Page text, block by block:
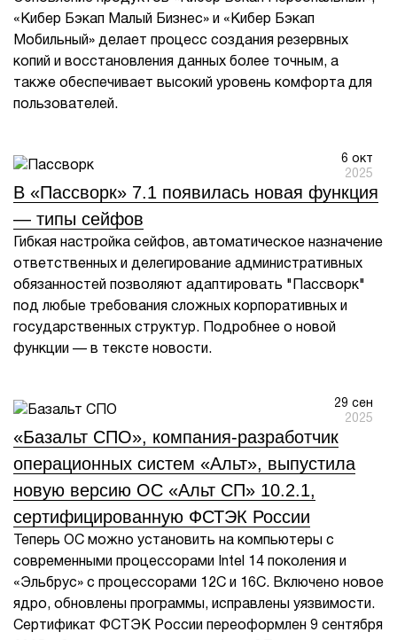
Сервисы для партнеров
1Cофт
«Кибер Бэкап Малый Бизнес» и «Кибер Бэкап
Мобильный» делает процесс создания резервных
копий и восстановления данных более точным, а
также обеспечивает высокий уровень комфорта для
пользователей.
6 окт
2025
В «Пассворк» 7.1 появилась новая функция
— типы сейфов
Гибкая настройка сейфов, автоматическое назначение
ответственных и делегирование административных
обязанностей позволяют адаптировать "Пассворк"
под любые требования сложных корпоративных и
государственных структур. Подробнее о новой
функции — в тексте новости.
29 сен
2025
«Базальт СПО», компания-разработчик
операционных систем «Альт», выпустила
новую версию ОС «Альт СП» 10.2.1,
сертифицированную ФСТЭК России
Теперь ОС можно установить на компьютеры с
современными процессорами Intel 14 поколения и
«Эльбрус» с процессорами 12С и 16С. Включено новое
ядро, обновлены программы, исправлены уязвимости.
Сертификат ФСТЭК России переоформлен 9 сентября